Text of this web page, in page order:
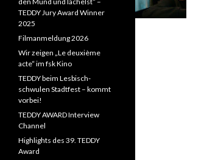
TEDDY Jury Award Winner
2025
Filmanmeldung 2026
Wir zeigen „Le deuxième
acte“ im fsk Kino
TEDDY beim Lesbisch-
schwulen Stadtfest – kommt
vorbei!
TEDDY AWARD Interview
Channel
Highlights des 39. TEDDY
Award